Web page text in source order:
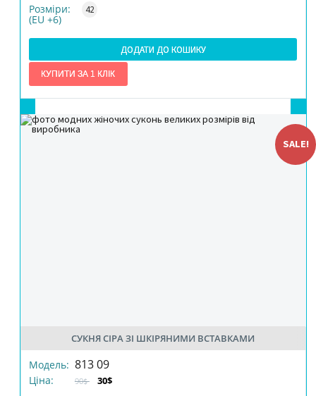
Розміри:
(EU +6)
42
ДОДАТИ ДО КОШИКУ
SALE!
СУКНЯ СІРА ЗІ ШКІРЯНИМИ ВСТАВКАМИ
Модель: 813 09
Ціна: 90$
30$
КІЛЬКІСТЬ